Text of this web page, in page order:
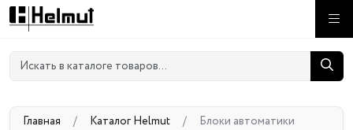
Главная / Каталог Helmut / Блоки автоматики